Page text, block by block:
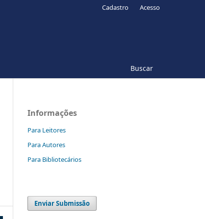
Buscar
Cadastro Acesso
Informações
Para Leitores
Para Autores
Para Bibliotecários
Enviar Submissão